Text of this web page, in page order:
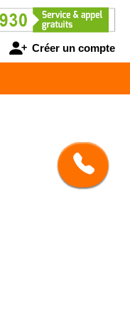
Créer un compte